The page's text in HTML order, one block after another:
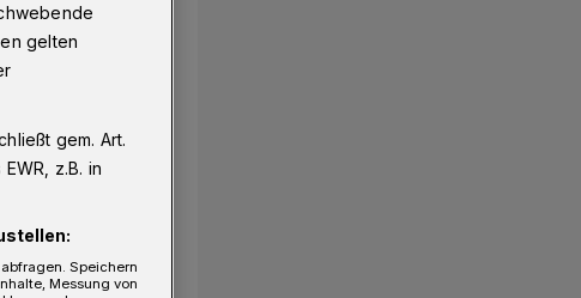
gelten
gem. Art.
z.B. in
Speichern
Messung von